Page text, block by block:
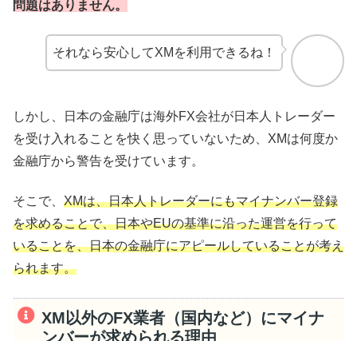
問題はありません。
それなら安心してXMを利用できるね！
しかし、日本の金融庁は海外FX会社が日本人トレーダー
を受け入れることを快く思っていないため、XMは何度か
金融庁から警告を受けています。
そこで、 XMは、日本人トレーダーにもマイナンバー登録
を求めることで、日本やEUの基準に沿った運営を行って
いることを、日本の金融庁にアピールしていることが考え
られます。
XM以外のFX業者（国内など）にマイナ
ンバーが求められる理由